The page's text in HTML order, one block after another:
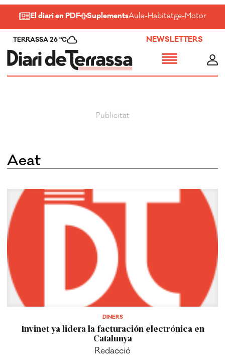
El diari en PDF SuplementsAula-Habitatge-Motor-
TERRASSA 26 ºC NEWSLETTERS
Aeat
DINERS
Invinet ya lidera la facturación electrónica en
Catalunya
Redacció